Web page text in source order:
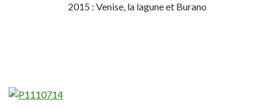
2015 : Venise, la lagune et Burano